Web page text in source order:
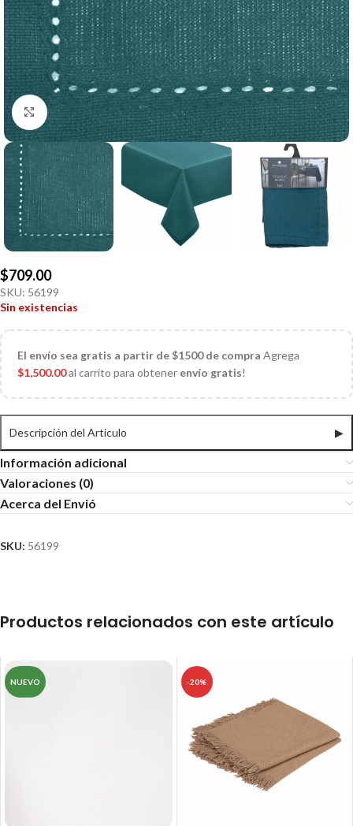
Click to enlarge
$709.00
SKU: 56199
Sin existencias
El envío sea gratis a partir de $1500 de compra Agrega
$1,500.00al carrito para obtener envío gratis!
Descripción del Articulo ▶
Información adicional
Valoraciones (0)
Acerca del Envió
SKU: 56199
Productos relacionados con este artículo
NUEVO -20%